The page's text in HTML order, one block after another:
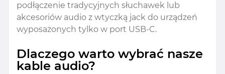
podłączenie tradycyjnych słuchawek lub
akcesoriów audio z wtyczką jack do urządzeń
wyposażonych tylko w port USB-C.
Dlaczego warto wybrać nasze
kable audio?